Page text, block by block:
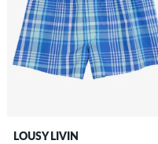
LOUSY LIVIN